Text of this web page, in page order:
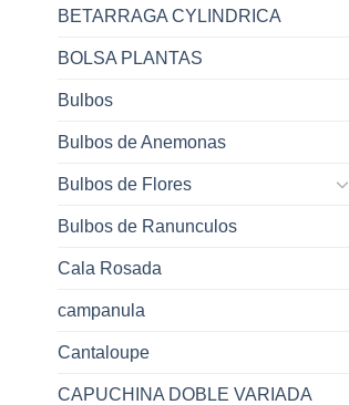
BETARRAGA CYLINDRICA
BOLSA PLANTAS
Bulbos
Bulbos de Anemonas
Bulbos de Flores
Bulbos de Ranunculos
Cala Rosada
campanula
Cantaloupe
CAPUCHINA DOBLE VARIADA
+
TAPIZ MAGICO